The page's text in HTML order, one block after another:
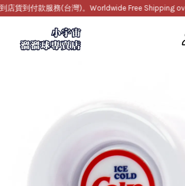
貨到付款服務(台灣)。Worldwide Free Shipping